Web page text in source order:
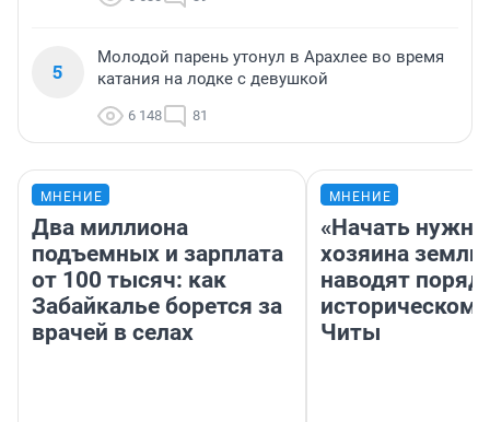
5
Молодой парень утонул в Арахлее во время
катания на лодке с девушкой
6 148 81
МНЕНИЕ
Два миллиона
подъемных и зарплата
от 100 тысяч: как
Забайкалье борется за
врачей в селах
МНЕНИЕ
«Начать нужно
хозяина
наводят
историческом
Читы